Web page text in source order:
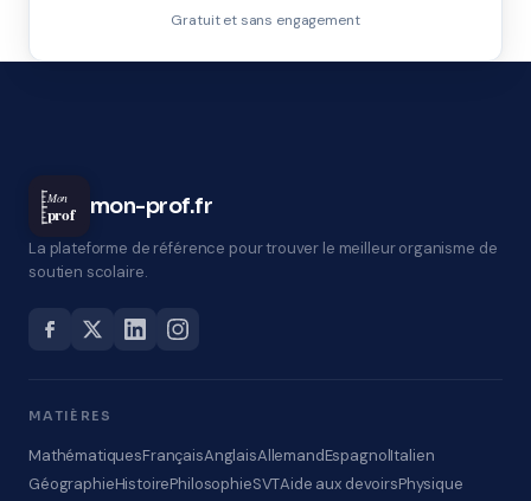
Gratuit et sans engagement
Mon
prof mon-prof.fr
La plateforme de référence pour trouver le meilleur organisme de
soutien scolaire.
MATIÈRES
MathématiquesFrançaisAnglaisAllemandEspagnolItalien
GéographieHistoirePhilosophieSVTAide aux devoirsPhysique